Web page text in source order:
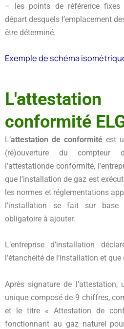
– les points de référence fixes
départ desquels l’emplacement
être déterminé.
Exemple de schéma
conformité
L’attestation de conformité est
(ré)ouverture du
l’attestationde conformité,
que l’installation de gaz est
les normes et réglementations
l’installation se fait sur base
obligatoire à ajouter.
L’entreprise d’installation
l’étanchéité de l’installation et
Après signature de l’attestation,
unique composé de 9 chiffres,
et le titre « Attestation de
fonctionnant au gaz naturel